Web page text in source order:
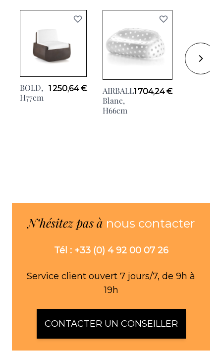
BOLD,
H77cm
1 250,64 €
AIRBALL
Blanc,
H66cm
1 704,24 €
N’hésitez pas à nous contacter
Tél : +33 (0) 4 92 00 07 26
Service client ouvert 7 jours/7, de 9h à
19h
CONTACTER UN CONSEILLER